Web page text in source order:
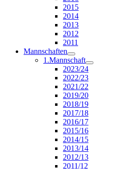
2015
2014
2013
2012
2011
Mannschaften
1.Mannschaft
2023/24
2022/23
2021/22
2019/20
2018/19
2017/18
2016/17
2015/16
2014/15
2013/14
2012/13
2011/12